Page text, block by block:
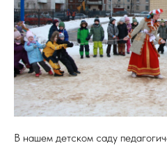
В нашем детском саду